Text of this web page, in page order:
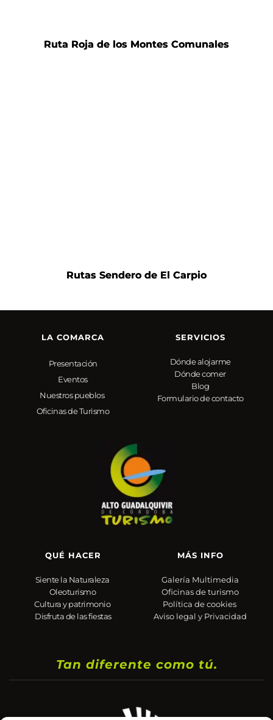
Ruta Roja de los Montes Comunales
Rutas Sendero de El Carpio
LA COMARCA
Presentación
Eventos
Nuestros pueblos
Oficinas de Turismo
SERVICIOS
Dónde alojarme
Dónde comer
Blog
Formulario de contacto
QUÉ HACER
Siente la Naturaleza
Oleoturismo
Cultura y patrimonio
Disfruta de las fiestas
MÁS INFO
Galería Multimedia
Oficinas de turismo
Política de cookies
Aviso legal y Privacidad
Tan diferente como tú.